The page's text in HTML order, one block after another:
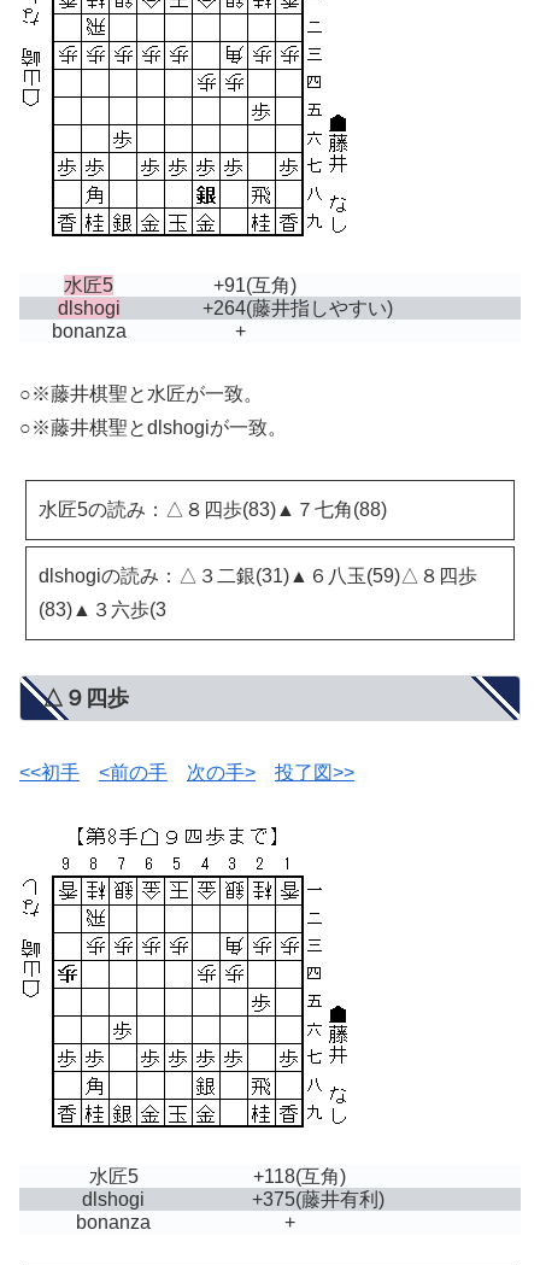
水匠5 +91(互角)
dlshogi
+264(藤井指しやすい)
bonanza
+
○※藤井棋聖と水匠が一致。
○※藤井棋聖とdlshogiが一致。
水匠5の読み：△８四歩(83)▲７七角(88)
dlshogiの読み：△３二銀(31)▲６八玉(59)△８四歩
(83)▲３六歩(3
△９四歩
<<初手 <前の手 次の手> 投了図>>
水匠5 +118(互角)
dlshogi
+375(藤井有利)
bonanza
+